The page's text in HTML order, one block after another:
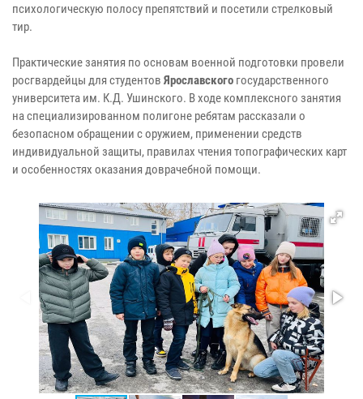
психологическую полосу препятствий и посетили стрелковый
тир.
Практические занятия по основам военной подготовки провели
росгвардейцы для студентов Ярославского государственного
университета им. К.Д. Ушинского. В ходе комплексного занятия
на специализированном полигоне ребятам рассказали о
безопасном обращении с оружием, применении средств
индивидуальной защиты, правилах чтения топографических карт
и особенностях оказания доврачебной помощи.